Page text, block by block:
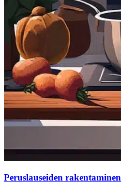
Peruslauseiden rakentaminen